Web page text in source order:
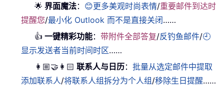
🌟 界面魔法： 😊更多美观时尚表情/重要邮件到达时
提醒您/最小化 Outlook 而不是直接关闭……
👍 一键精彩功能：带附件全部答复/反钓鱼邮件/🕘
显示发送者当前时间时区……
👩🏼‍🤝‍👩🏻 联系人与日历：批量从选定邮件中提取
添加联系人/将联系人组拆分为个人组/移除生日提醒……